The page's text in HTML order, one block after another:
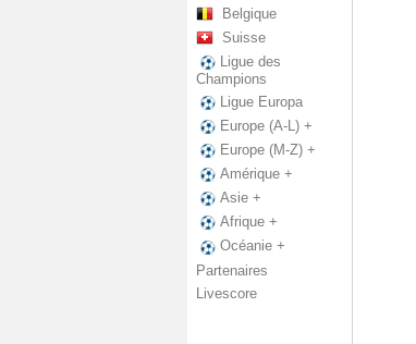
Belgique
Suisse
Ligue des
Champions
Ligue Europa
Europe (A-L) +
Europe (M-Z) +
Amérique +
Asie +
Afrique +
Océanie +
Partenaires
Livescore